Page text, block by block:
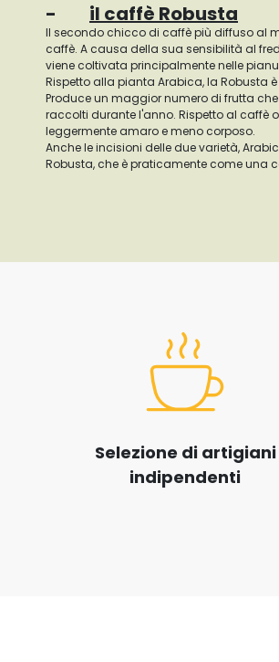
- il caffè Robusta
Il secondo chicco di caffè più diffuso al
caffè. A causa della sua sensibilità al
viene coltivata principalmente nelle
Rispetto alla pianta Arabica, la Robusta
Produce un maggior numero di frutta
raccolti durante l'anno. Rispetto al caffè
leggermente amaro e meno corposo.
Anche le incisioni delle due varietà,
Robusta, che è praticamente come una
Selezione di artigiani
indipendenti